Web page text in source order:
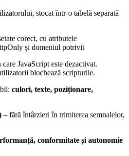
stocat într-o tabelă separată
corect, cu atributele
și domeniul potrivit
JavaScript este dezactivat.
blochează scripturile.
culori, texte, poziționare,
– fără întârzieri în trimiterea semnalelor,
conformitate și autonomie